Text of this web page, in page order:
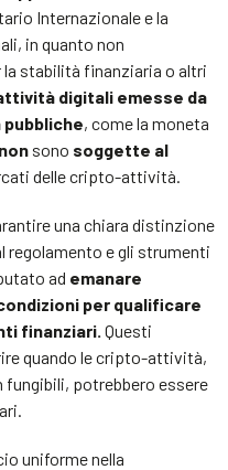
Internazionale e la
in quanto non
stabilità finanziaria o altri
digitali emesse da
, come la moneta
non sono soggette al
delle cripto-attività.
una chiara distinzione
e gli strumenti
ad emanare
per qualificare
finanziari. Questi
quando le cripto-attività,
potrebbero essere
uniforme nella